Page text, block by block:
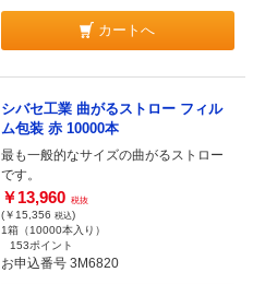
カートへ
シバセ工業 曲がるストロー フィル
ム包装 赤 10000本
最も一般的なサイズの曲がるストロー
です。
￥13,960 税抜
(￥15,356 税込)
1箱（10000本入り）
153ポイント
お申込番号 3M6820